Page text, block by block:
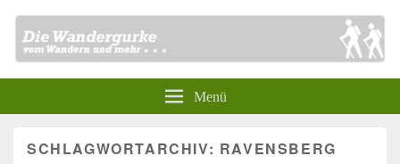
Menü
SCHLAGWORTARCHIV: RAVENSBERG